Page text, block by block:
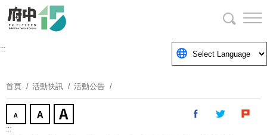
要
塊
:::
首頁 活動快訊 活動公告
:::